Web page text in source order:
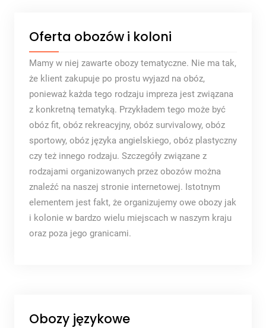
Oferta obozów i koloni
Mamy w niej zawarte obozy tematyczne. Nie ma tak,
że klient zakupuje po prostu wyjazd na obóz,
ponieważ każda tego rodzaju impreza jest związana
z konkretną tematyką. Przykładem tego może być
obóz fit, obóz rekreacyjny, obóz survivalowy, obóz
sportowy, obóz języka angielskiego, obóz plastyczny
czy też innego rodzaju. Szczegóły związane z
rodzajami organizowanych przez obozów można
znaleźć na naszej stronie internetowej. Istotnym
elementem jest fakt, że organizujemy owe obozy jak
i kolonie w bardzo wielu miejscach w naszym kraju
oraz poza jego granicami.
Obozy językowe